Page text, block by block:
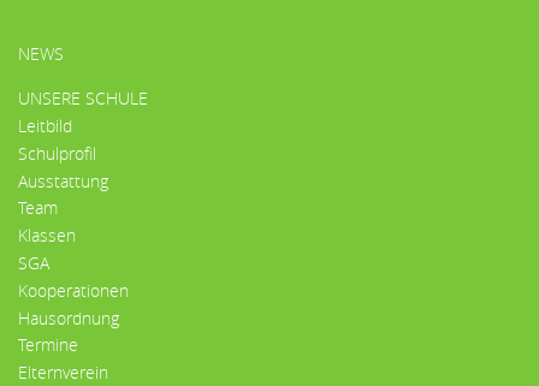
HAUPTMENÜ
NEWS
UNSERE SCHULE
Leitbild
Schulprofil
Ausstattung
Team
Klassen
SGA
Kooperationen
Hausordnung
Termine
Elternverein